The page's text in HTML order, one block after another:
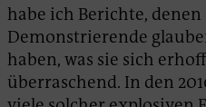
habe ich Berichte,
Demonstrierende
haben, was sie sich
überraschend. In den